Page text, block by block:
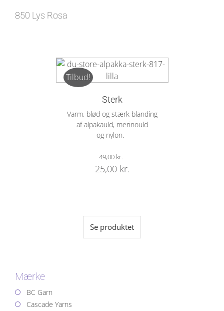
850 Lys Rosa
Tilbud!
Sterk
Varm, blød og stærk blanding
af alpakauld, merinould
og nylon.
49,00kr.
Original
25,00 kr.
Se produktet
Mærke
BC Garn
Cascade Yarns